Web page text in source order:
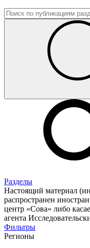
Разделы
Настоящий материал
распространен
центр «Сова» либо
агента
Фильтры
Регионы